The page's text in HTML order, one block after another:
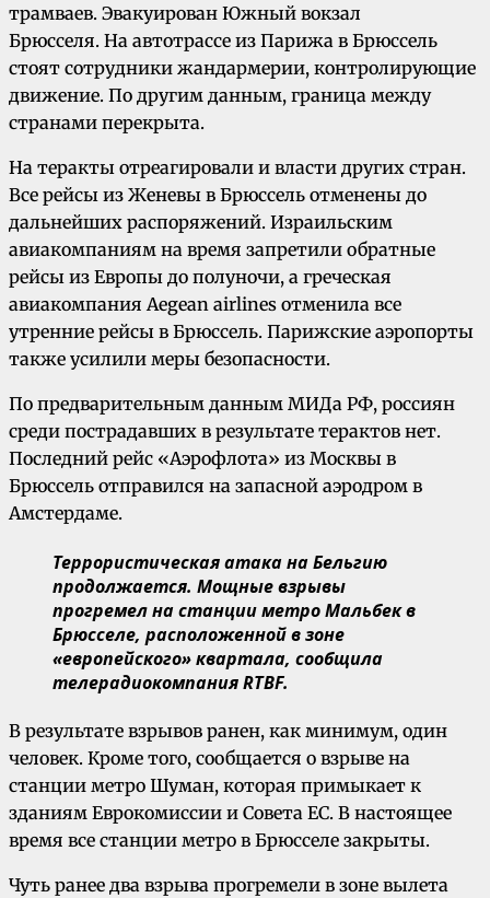
трамваев. Эвакуирован Южный вокзал
Брюсселя. На автотрассе из Парижа в Брюссель
стоят сотрудники жандармерии, контролирующие
движение. По другим данным, граница между
странами перекрыта.
На теракты отреагировали и власти других стран.
Все рейсы из Женевы в Брюссель отменены до
дальнейших распоряжений. Израильским
авиакомпаниям на время запретили обратные
рейсы из Европы до полуночи, а греческая
авиакомпания Aegean airlines отменила все
утренние рейсы в Брюссель. Парижские аэропорты
также усилили меры безопасности.
По предварительным данным МИДа РФ, россиян
среди пострадавших в результате терактов нет.
Последний рейс «Аэрофлота» из Москвы в
Брюссель отправился на запасной аэродром в
Амстердаме.
Террористическая атака на Бельгию
продолжается. Мощные взрывы
прогремел на станции метро Мальбек в
Брюсселе, расположенной в зоне
«европейского» квартала, сообщила
телерадиокомпания RTBF.
В результате взрывов ранен, как минимум, один
человек. Кроме того, сообщается о взрыве на
станции метро Шуман, которая примыкает к
зданиям Еврокомиссии и Совета ЕС. В настоящее
время все станции метро в Брюсселе закрыты.
Чуть ранее два взрыва прогремели в зоне вылета